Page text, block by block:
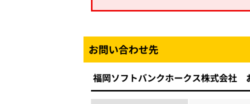
お問い合わせ先
福岡ソフトバンクホークス株式会社